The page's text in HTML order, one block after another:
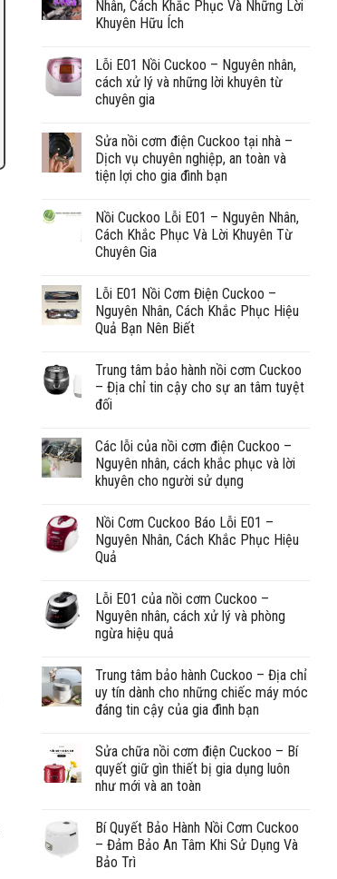
Nhân, Cách Khắc Phục Và Những Lời
Khuyên Hữu Ích
Lỗi E01 Nồi Cuckoo – Nguyên nhân,
cách xử lý và những lời khuyên từ
chuyên gia
Sửa nồi cơm điện Cuckoo tại nhà –
Dịch vụ chuyên nghiệp, an toàn và
tiện lợi cho gia đình bạn
Nồi Cuckoo Lỗi E01 – Nguyên Nhân,
Cách Khắc Phục Và Lời Khuyên Từ
Chuyên Gia
Lỗi E01 Nồi Cơm Điện Cuckoo –
Nguyên Nhân, Cách Khắc Phục Hiệu
Quả Bạn Nên Biết
Trung tâm bảo hành nồi cơm Cuckoo
– Địa chỉ tin cậy cho sự an tâm tuyệt
đối
Các lỗi của nồi cơm điện Cuckoo –
Nguyên nhân, cách khắc phục và lời
khuyên cho người sử dụng
Nồi Cơm Cuckoo Báo Lỗi E01 –
Nguyên Nhân, Cách Khắc Phục Hiệu
Quả
Lỗi E01 của nồi cơm Cuckoo –
Nguyên nhân, cách xử lý và phòng
ngừa hiệu quả
Trung tâm bảo hành Cuckoo – Địa chỉ
uy tín dành cho những chiếc máy móc
đáng tin cậy của gia đình bạn
Sửa chữa nồi cơm điện Cuckoo – Bí
quyết giữ gìn thiết bị gia dụng luôn
như mới và an toàn
Bí Quyết Bảo Hành Nồi Cơm Cuckoo
– Đảm Bảo An Tâm Khi Sử Dụng Và
Bảo Trì